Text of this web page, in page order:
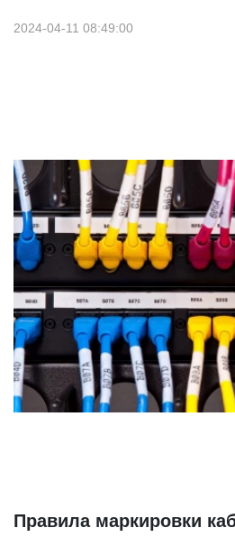
2024-04-11 08:49:00
Правила маркировки